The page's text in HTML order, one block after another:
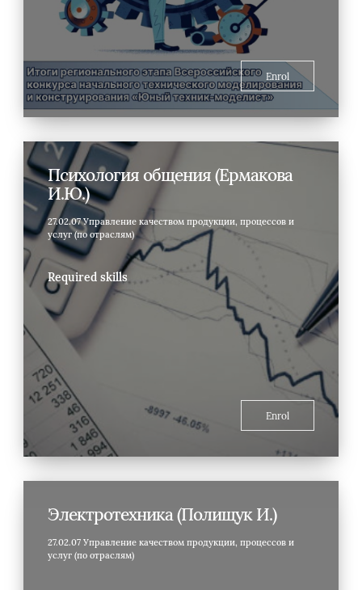
Enrol
Психология общения (Ермакова
И.Ю.)
27.02.07 Управление качеством продукции, процессов и
услуг (по отраслям)
Required skills
Enrol
Электротехника (Полищук И.)
27.02.07 Управление качеством продукции, процессов и
услуг (по отраслям)